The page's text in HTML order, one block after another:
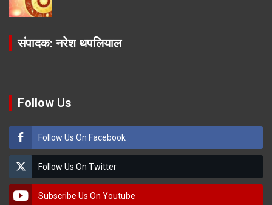
संपादक: नरेश थपलियाल
Follow Us
Follow Us On Facebook
Follow Us On Twitter
Subscribe Us On Youtube